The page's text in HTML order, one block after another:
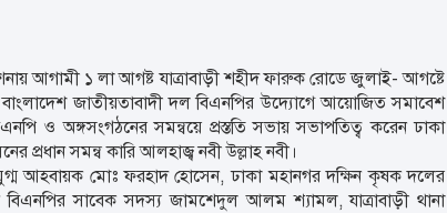
আগামী ১ লা আগষ্ট যাত্রাবাড়ী শহীদ ফারুক রোডে জুলাই- আগষ্টে
জাতীয়তাবাদী দল বিএনপির উদ্যোগে আয়োজিত সমাবেশ
ও অঙ্গসংগঠনের সমন্বয়ে প্রস্ততি সভায় সভাপতিত্ব করেন ঢাকা
প্রধান সমন্ব কারি আলহাজ্ব নবী উল্লাহ নবী।
আহবায়ক মোঃ ফরহাদ হোসেন, ঢাকা মহানগর দক্ষিন কৃষক দলের
সাবেক সদস্য জামশেদুল আলম শ্যামল, যাত্রাবাড়ী থানা